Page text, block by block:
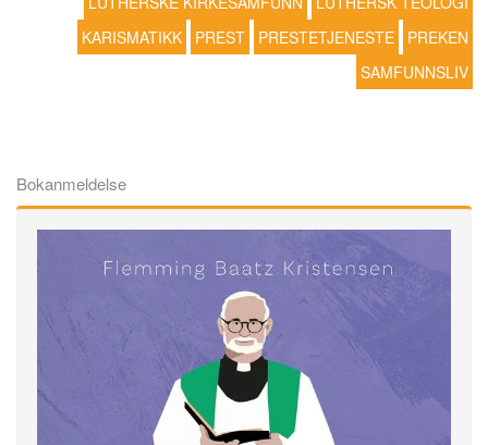
KARISMATIKK
PREST PRESTETJENESTE
PREKEN
SAMFUNNSLIV
Bokanmeldelse